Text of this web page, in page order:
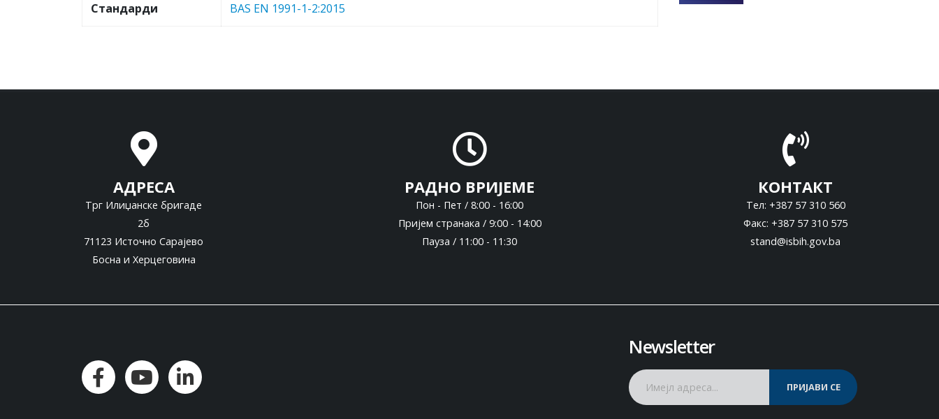
Стандарди BAS EN 1991-1-2:2015
АДРЕСА
Трг Илиџанске бригаде
2б
71123 Источно Сарајево
Босна и Херцеговина
РАДНО ВРИЈЕМЕ
Пон - Пет / 8:00 - 16:00
Пријем странака / 9:00 - 14:00
Пауза / 11:00 - 11:30
КОНТАКТ
Тел: +387 57 310 560
Факс: +387 57 310 575
stand@isbih.gov.ba
Newsletter
ПРИЈАВИ СЕ